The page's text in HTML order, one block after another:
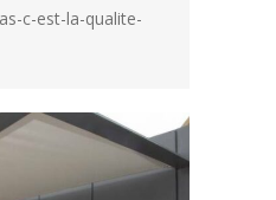
c-est-la-qualite-